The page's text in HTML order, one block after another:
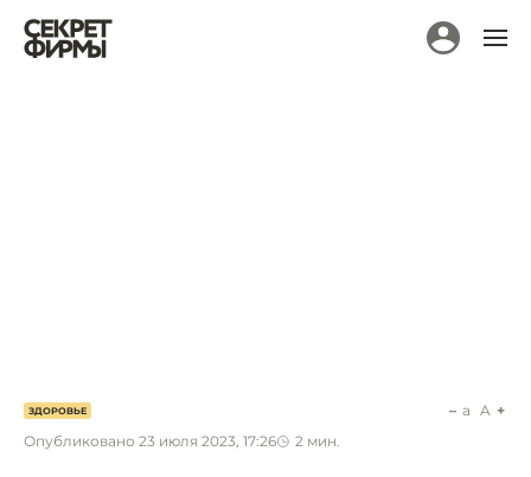
ЗДОРОВЬЕ
Опубликовано 23 июля 2023, 17:26 2 мин.
a A